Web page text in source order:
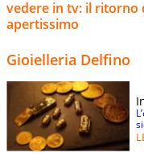
vedere in tv: il ritorno
apertissimo
Gioielleria Delfino